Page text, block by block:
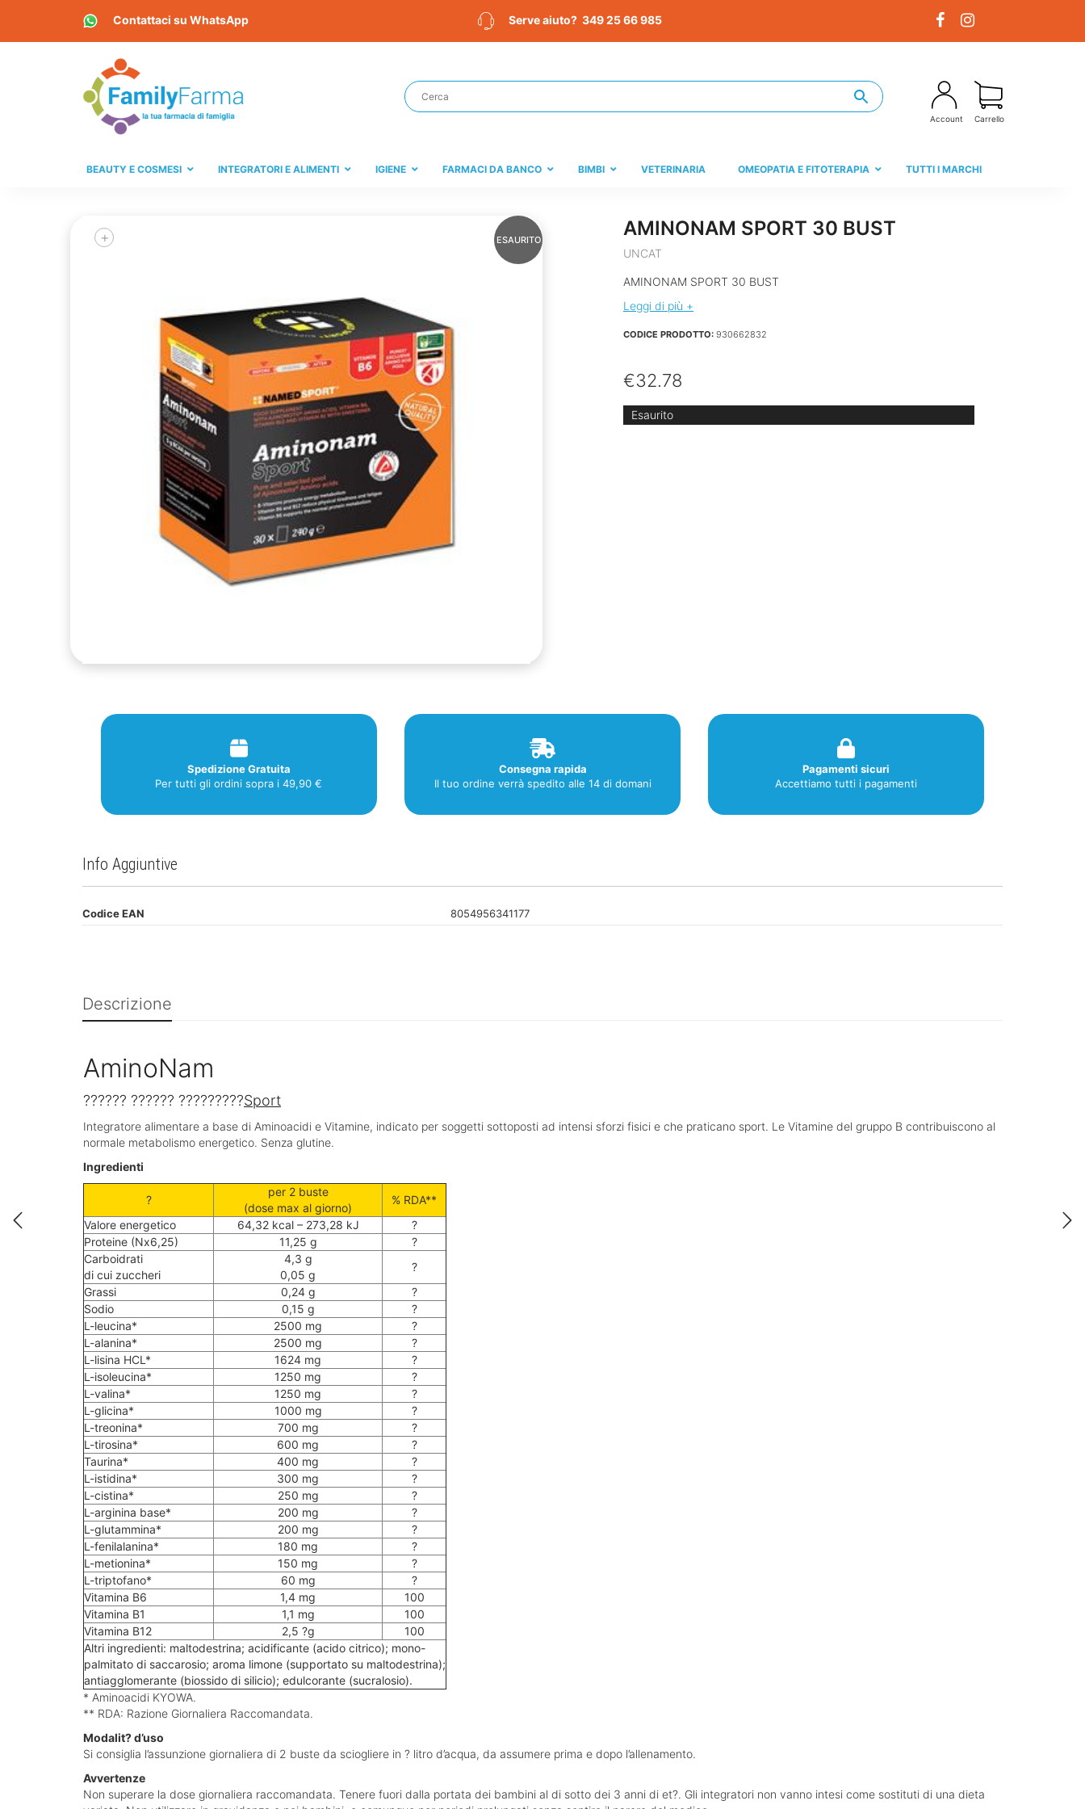
Contattaci su WhatsApp Serve aiuto? 349 25 66 985
Account Carrello
BEAUTY E COSMESI INTEGRATORI E ALIMENTI IGIENE FARMACI DA BANCO BIMBI VETERINARIA OMEOPATIA E FITOTERAPIA TUTTI I MARCHI
ESAURITO
+ AMINONAM SPORT 30 BUST
UNCAT
AMINONAM SPORT 30 BUST
Leggi di più +
CODICE PRODOTTO: 930662832
€32.78
Esaurito
Spedizione Gratuita
Per tutti gli ordini sopra i 49,90 €
Consegna rapida
Il tuo ordine verrà spedito alle 14 di domani
Pagamenti sicuri
Accettiamo tutti i pagamenti
Info Aggiuntive
Codice EAN 8054956341177
Descrizione
AminoNam
?????? ?????? ?????????Sport
Integratore alimentare a base di Aminoacidi e Vitamine, indicato per soggetti sottoposti ad intensi sforzi fisici e che praticano sport. Le Vitamine del gruppo B contribuiscono al
normale metabolismo energetico. Senza glutine.
Ingredienti
?
per 2 buste
(dose max al giorno)
% RDA**
Valore energetico
64,32 kcal – 273,28 kJ
?
Proteine (Nx6,25)
11,25 g
?
Carboidrati
di cui zuccheri
4,3 g
0,05 g
?
Grassi
0,24 g
?
Sodio
0,15 g
?
L-leucina*
2500 mg
?
L-alanina*
2500 mg
?
L-lisina HCL*
1624 mg
?
L-isoleucina*
1250 mg
?
L-valina*
1250 mg
?
L-glicina*
1000 mg
?
L-treonina*
700 mg
?
L-tirosina*
600 mg
?
Taurina*
400 mg
?
L-istidina*
300 mg
?
L-cistina*
250 mg
?
L-arginina base*
200 mg
?
L-glutammina*
200 mg
?
L-fenilalanina*
180 mg
?
L-metionina*
150 mg
?
L-triptofano*
60 mg
?
Vitamina B6
1,4 mg
100
Vitamina B1
1,1 mg
100
Vitamina B12
2,5 ?g
100
Altri ingredienti: maltodestrina; acidificante (acido citrico); mono-
palmitato di saccarosio; aroma limone (supportato su maltodestrina);
antiagglomerante (biossido di silicio); edulcorante (sucralosio).
* Aminoacidi KYOWA.
** RDA: Razione Giornaliera Raccomandata.
Modalit? d’uso
Si consiglia l’assunzione giornaliera di 2 buste da sciogliere in ? litro d’acqua, da assumere prima e dopo l’allenamento.
Avvertenze
Non superare la dose giornaliera raccomandata. Tenere fuori dalla portata dei bambini al di sotto dei 3 anni di et?. Gli integratori non vanno intesi come sostituti di una dieta